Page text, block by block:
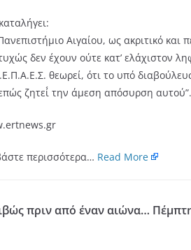
Αιγαίου, ως ακριτικό και
δεν έχουν ούτε κατ’ ελάχιστον
θεωρεί, ότι το υπό
ζητεί́ την άμεση απόσυρση αυτού”.
περισσότερα… Read More
πριν από έναν αιώνα…